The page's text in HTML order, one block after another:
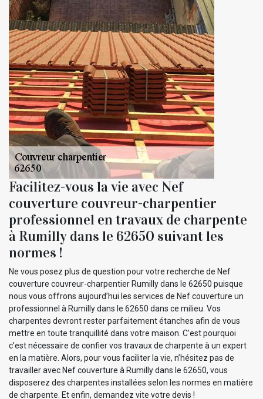
Facilitez-vous la vie avec Nef
couverture couvreur-charpentier
professionnel en travaux de charpente
à Rumilly dans le 62650 suivant les
normes !
Ne vous posez plus de question pour votre recherche de Nef
couverture couvreur-charpentier Rumilly dans le 62650 puisque
nous vous offrons aujourd’hui les services de Nef couverture un
professionnel à Rumilly dans le 62650 dans ce milieu. Vos
charpentes devront rester parfaitement étanches afin de vous
mettre en toute tranquillité dans votre maison. C’est pourquoi
c’est nécessaire de confier vos travaux de charpente à un expert
en la matière. Alors, pour vous faciliter la vie, n’hésitez pas de
travailler avec Nef couverture à Rumilly dans le 62650, vous
disposerez des charpentes installées selon les normes en matière
de charpente. Et enfin, demandez vite votre devis !